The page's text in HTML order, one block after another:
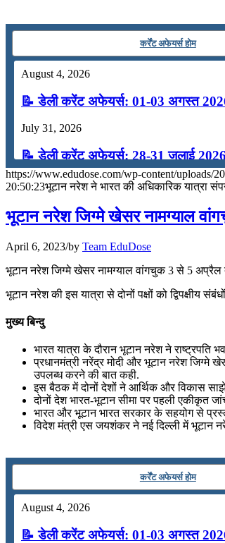
कर्रेंट अफेयर्स होम
August 4, 2026
📝 डेली करेंट अफेयर्स: 01-03 अगस्त
July 31, 2026
📝 डेली करेंट अफेयर्स: 28-31 जुलाई 2026
July 28, 2026
📝 डेली करेंट अफेयर्स: 25-27 जुलाई
📝 डेली करेंट अफेयर्स: 22-24 जुलाई
July 22, 2026
📝 डेली करेंट अफेयर्स: 19-21 जुलाई 2026
July 19, 2026
📝 डेली करेंट अफेयर्स: 16-18 जुलाई 2026
July 16, 2026
📝 डेली करेंट अफेयर्स: 13-15 जुलाई
https://www.edudose.com/wp-content/uploads/
20:50:23भूटान नरेश ने भारत की अधिकारिक यात्रा
भूटान नरेश जिग्‍मे खेसर नामग्‍याल
April 6, 2023/by Team EduDose
भूटान नरेश जिग्‍मे खेसर नामग्‍याल वांगचुक 3 से 5 अप्रैल
भूटान नरेश की इस यात्रा से दोनों पक्षों को द्विपक्षीय
मुख्य बिन्दु
भारत यात्रा के दौरान भूटान नरेश ने राष्ट्रपति
प्रधानमंत्री नरेंद्र मोदी और भूटान नरेश जिग्मे
उपलब्ध करने की बात कही.
इस बैठक में दोनों देशों ने आर्थिक और विकास
दोनों देश भारत-भूटान सीमा पर पहली एकीकृत
भारत और भूटान भारत सरकार के सहयोग से
विदेश मंत्री एस जयशंकर ने नई दिल्ली में भूटान
कर्रेंट अफेयर्स होम
August 4, 2026
📝 डेली करेंट अफेयर्स: 01-03 अगस्त